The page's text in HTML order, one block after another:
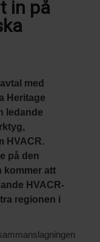
in på
med
Heritage
ledande
HVACR.
på den
kommer att
HVACR-
regionen i